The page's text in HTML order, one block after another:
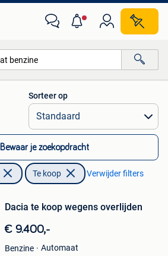
Alle afstanden…
Sorteer op
Bewaar je zoekopdracht
Te koop Verwijder filters
Dacia te koop wegens overlijden
€ 9.400,-
Benzine
Automaat